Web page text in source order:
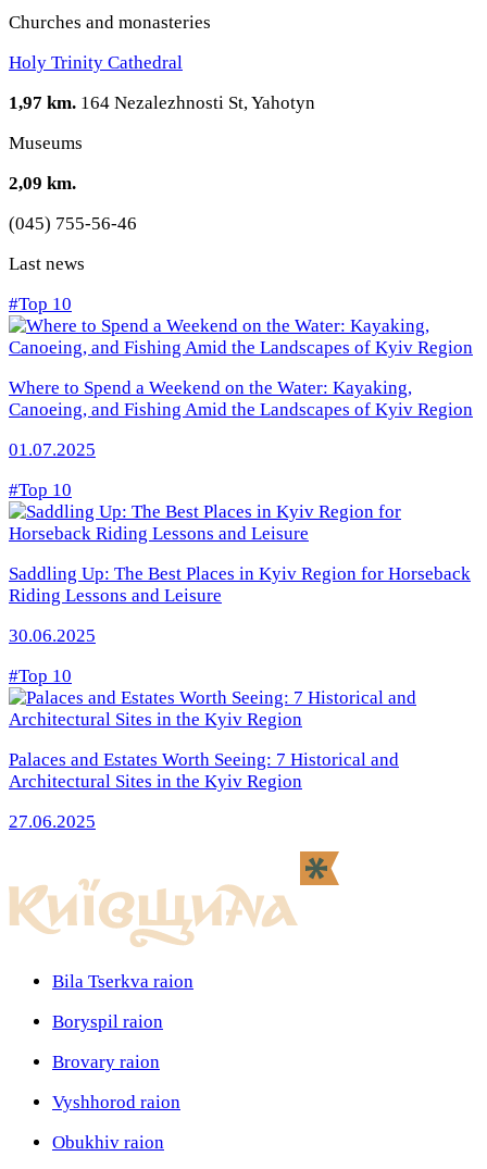
Churches and monasteries
Holy Trinity Cathedral
1,97 km. 164 Nezalezhnosti St, Yahotyn
Museums
2,09 km.
(045) 755-56-46
Last news
#Top 10
Where to Spend a Weekend on the Water: Kayaking,
Canoeing, and Fishing Amid the Landscapes of Kyiv Region
01.07.2025
#Top 10
Saddling Up: The Best Places in Kyiv Region for Horseback
Riding Lessons and Leisure
30.06.2025
#Top 10
Palaces and Estates Worth Seeing: 7 Historical and
Architectural Sites in the Kyiv Region
27.06.2025
Bila Tserkva raion
Boryspil raion
Brovary raion
Vyshhorod raion
Obukhiv raion